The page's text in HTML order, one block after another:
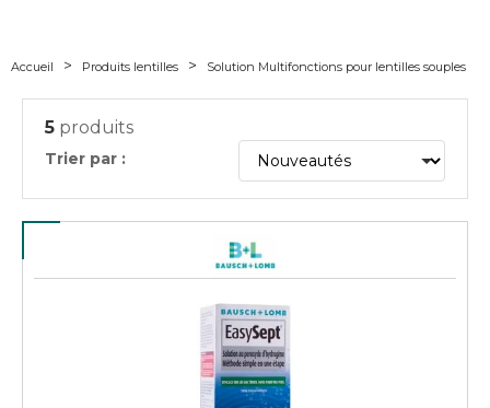
Accueil Produits lentilles Solution Multifonctions pour lentilles souples
5 produits
Trier par :